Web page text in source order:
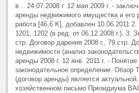
в .. 24.07.2008 г. 12 мая 2009 г. -
аренды недвижимого имущества и его
работа [46,6 K], добавлен 10.06.2011
1201, 1202 (в ред. от 06.12.2008 г.). 3.
стр. Договор дарения 2008 г., 79 стр.
недвижимости (анализ
аренды 2008 г. 12 янв. 2011 г. -
законодательное определение. Обзор
(договор аренды) является актуальной,
хозяйственном письмо Президиума